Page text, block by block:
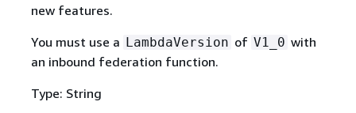
new features.
You must use a LambdaVersion of V1_0 with
an inbound federation function.
Type: String